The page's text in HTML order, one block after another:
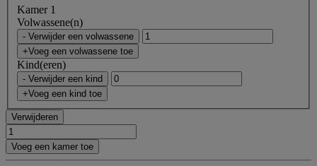
Kamer 1
Volwassene(n)
- Verwijder een volwassene
+Voeg een volwassene toe
Kind(eren)
- Verwijder een kind
+Voeg een kind toe
Verwijderen
Voeg een kamer toe